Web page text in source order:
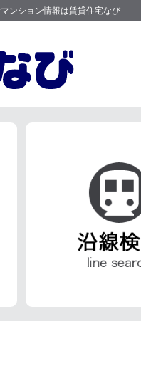
ンション情報は賃貸住宅なび